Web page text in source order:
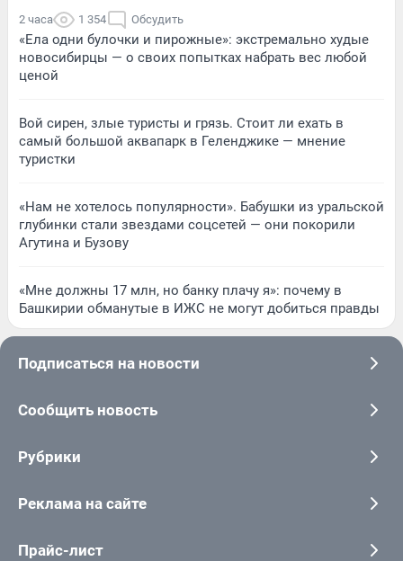
2 часа 1 354 Обсудить
«Ела одни булочки и пирожные»: экстремально худые
новосибирцы — о своих попытках набрать вес любой
ценой
Вой сирен, злые туристы и грязь. Стоит ли ехать в
самый большой аквапарк в Геленджике — мнение
туристки
«Нам не хотелось популярности». Бабушки из уральской
глубинки стали звездами соцсетей — они покорили
Агутина и Бузову
«Мне должны 17 млн, но банку плачу я»: почему в
Башкирии обманутые в ИЖС не могут добиться правды
Подписаться на новости
Сообщить новость
Рубрики
Реклама на сайте
Прайс-лист